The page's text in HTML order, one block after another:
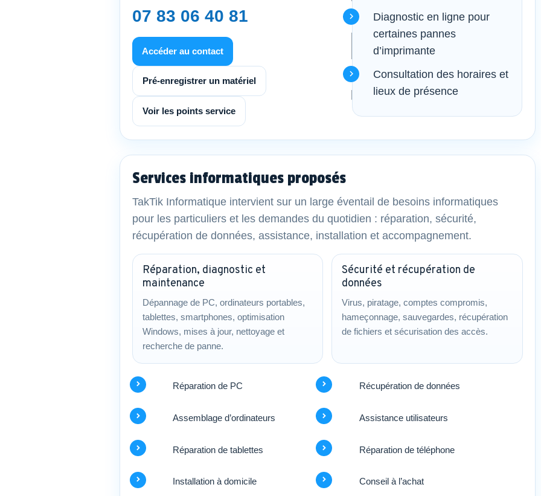
07 83 06 40 81
Accéder au contact
Pré-enregistrer un matériel
Voir les points service
Diagnostic en ligne pour
certaines pannes
d’imprimante
Consultation des horaires et
lieux de présence
Services informatiques proposés
TakTik Informatique intervient sur un large éventail de besoins informatiques
pour les particuliers et les demandes du quotidien : réparation, sécurité,
récupération de données, assistance, installation et accompagnement.
Réparation, diagnostic et
maintenance
Dépannage de PC, ordinateurs portables,
tablettes, smartphones, optimisation
Windows, mises à jour, nettoyage et
recherche de panne.
Sécurité et récupération de
données
Virus, piratage, comptes compromis,
hameçonnage, sauvegardes, récupération
de fichiers et sécurisation des accès.
Réparation de PC Récupération de données
Assemblage d’ordinateurs Assistance utilisateurs
Réparation de tablettes Réparation de téléphone
Installation à domicile Conseil à l’achat